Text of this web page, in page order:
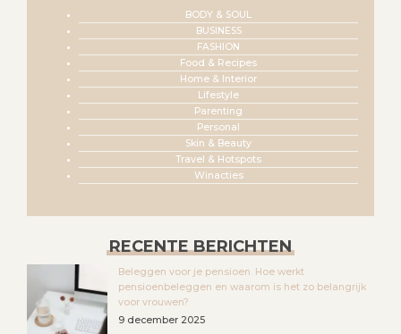
BODY & SOUL
BUSINESS
FASHION
Food & Recipes
Home & Interior
Lifestyle
Parenting
Personal
Skin & Beauty
Travel & Hotspots
Winacties
RECENTE BERICHTEN
Beleggen voor je pensioen. Hoe werkt
pensioenbeleggen en waarom is het zo belangrijk
voor vrouwen?
9 december 2025